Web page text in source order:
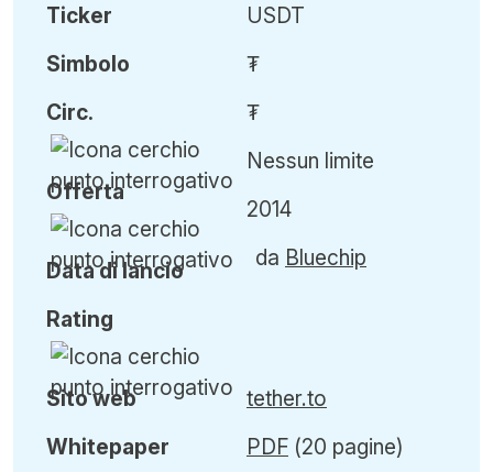
Ticker
Simbolo
Circ.
Offerta
Data di lancio
Rating
USDT
₮
₮
Nessun limite
2014
da Bluechip
Sito web
Whitepaper
tether.to
PDF (20 pagine)